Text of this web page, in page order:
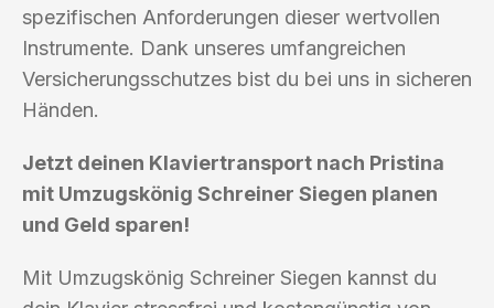
spezifischen Anforderungen dieser wertvollen
Instrumente. Dank unseres umfangreichen
Versicherungsschutzes bist du bei uns in sicheren
Händen.
Jetzt deinen Klaviertransport nach Pristina
mit Umzugskönig Schreiner Siegen planen
und Geld sparen!
Mit Umzugskönig Schreiner Siegen kannst du